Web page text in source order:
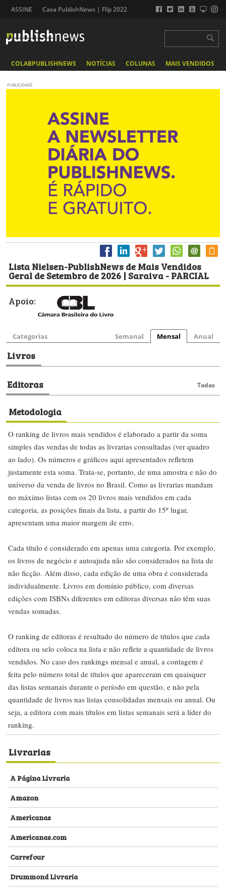
ASSINE Casa PublishNews | Flip 2022
COLABPUBLISHNEWS NOTÍCIAS COLUNAS MAIS VENDIDOS
PUBLICIDADE
Lista Nielsen-PublishNews de Mais Vendidos
Geral de Setembro de 2026 | Saraiva - PARCIAL
Apoio:
Categorias Semanal Mensal Anual
Livros
Editoras Todas
Metodologia
O ranking de livros mais vendidos é elaborado a partir da soma
simples das vendas de todas as livrarias consultadas (ver quadro
ao lado). Os números e gráficos aqui apresentados refletem
justamente esta soma. Trata-se, portanto, de uma amostra e não do
universo da venda de livros no Brasil. Como as livrarias mandam
no máximo listas com os 20 livros mais vendidos em cada
categoria, as posições finais da lista, a partir do 15º lugar,
apresentam uma maior margem de erro.
Cada título é considerado em apenas uma categoria. Por exemplo,
os livros de negócio e autoajuda não são considerados na lista de
não ficção. Além disso, cada edição de uma obra é considerada
individualmente. Livros em domínio público, com diversas
edições com ISBNs diferentes em editoras diversas não têm suas
vendas somadas.
O ranking de editoras é resultado do número de títulos que cada
editora ou selo coloca na lista e não reflete a quantidade de livros
vendidos. No caso dos rankings mensal e anual, a contagem é
feita pelo número total de títulos que apareceram em quaisquer
das listas semanais durante o período em questão, e não pela
quantidade de livros nas listas consolidadas mensais ou anual. Ou
seja, a editora com mais títulos em listas semanais será a líder do
ranking.
Livrarias
A Página Livraria
Amazon
Americanas
Americanas.com
Carrefour
Drummond Livraria